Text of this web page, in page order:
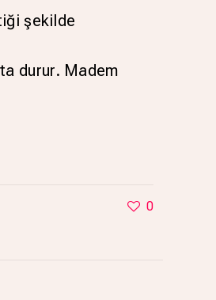
şekilde
durur. Madem
0